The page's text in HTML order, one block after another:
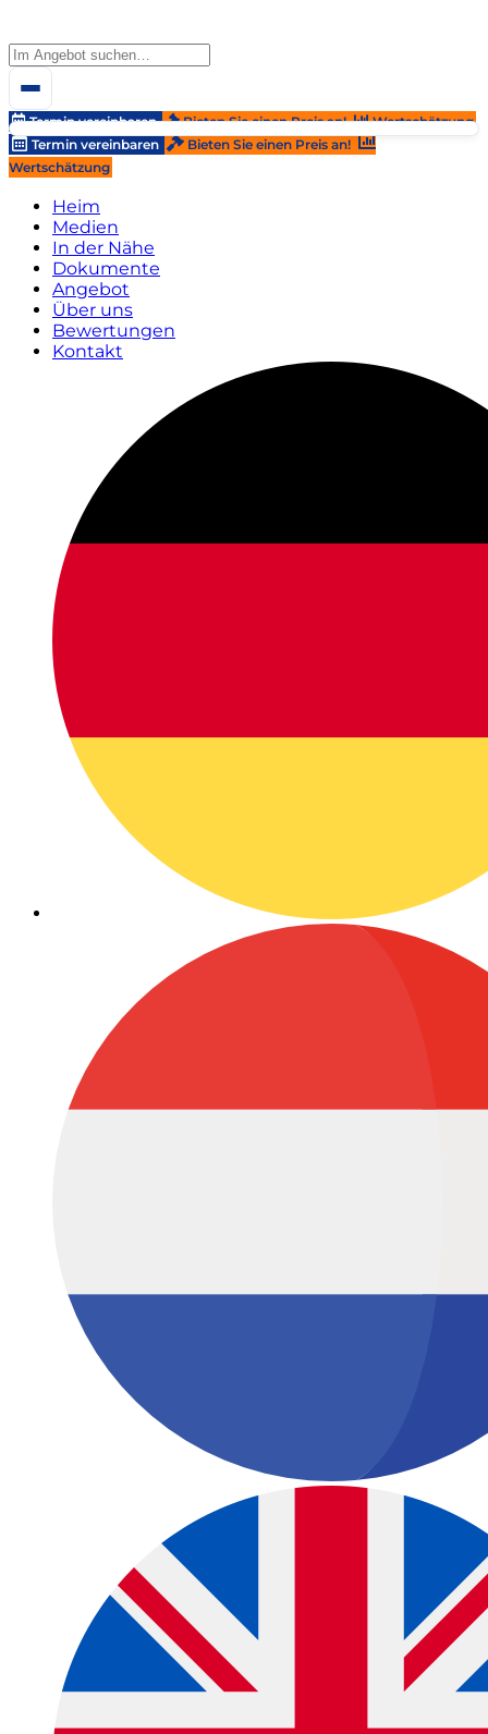
Termin vereinbaren Bieten Sie einen Preis an!
Wertschätzung
Termin vereinbaren
Bieten Sie einen Preis an!
Wertschätzung
Heim
Medien
In der Nähe
Dokumente
Angebot
Über uns
Bewertungen
Kontakt